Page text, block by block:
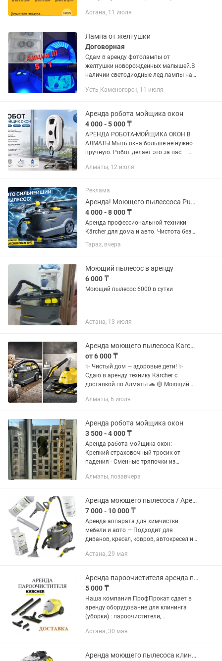
квартиры, дома, офисы, склады,
Астана, 11 июля
Лампа от желтушки
Договорная
Сдам в аренду фотолампы от
желтушки новорожденных малышей.В
наличии светодиодные лед лампы на
эффект от лечения! Также есть лампы
Усть-Каменогорск, 11 июля
Аренда робота мойщика окон
4 000 - 5 000 ₸
АРЕНДА РОБОТА-МОЙЩИКА ОКОН В
АЛМАТЫ Мыть окна больше не нужно
вручную. Робот делает это за вас —
получаете: Чистые окна без усилий
Алматы, 12 июля
Реклама
Аренда! Моющего пылессоса Puzzi 10/2, Парогенератора, мойка выс давления
4 000 - 8 000 ₸
Аренда профессиональной техники
Kärcher для дома и авто. Чистота без
лишней воды и без вреда для
здоровья. Пароочиститель Kärcher SC
бактерий • Без химии —...
Тараз, вчера
Моющий пылесос в аренду
6 000 ₸
Моющий пылесос 6000 в сутки
Астана, 13 июля
Аренда моющего пылесоса Karcher
от 6 000 ₸
✨ Чистый дом — здоровые дети! ✨
Сдаю в аренду технику Kärcher с
доставкой по Алматы 🚗 🟡 Моющий
диванов и матрасов ✔ Удаление пятен,
Алматы, 6 июля
Аренда робота мойщика окон
3 500 - 4 000 ₸
Аренда работа мойщика окон: -
Крепкий страховочный тросик от
падения - Сменные тряпочки из
применения (окна, душевая кабина,
мрамор,...
Алматы, позавчера
Аренда моющего пылесоса / Аренда Karcher 10/1
7 000 - 10 000 ₸
Аренда аппарата для химчистки
мебели и авто — Подходит для
диванов, кресел, ковров, автокресел и
техника, простая в использовании — В
Астана, 29 мая
Аренда пароочистителя аренда парогенератора в Астане
5 000 ₸
Наша компания ПрофПрокат сдает в
аренду оборудование для клининга
(уборки) : пароочистители,
пылесос (хим чистка), а так же
ремонта в...
Астана, 30 мая
Аренда моющего пылесоса клининг